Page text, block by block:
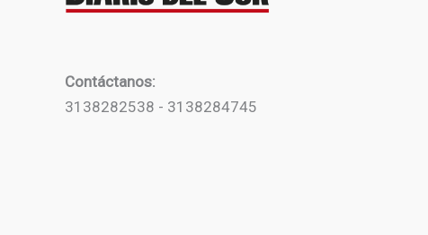
Contáctanos:
3138282538 - 3138284745